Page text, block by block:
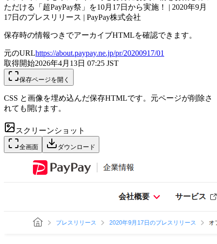
ただける「超PayPay祭」を10月17日から実施！ | 2020年9月
17日のプレスリリース | PayPay株式会社
保存時の情報つきでアーカイブHTMLを確認できます。
元のURLhttps://about.paypay.ne.jp/pr/20200917/01
取得開始2026年4月13日 07:25 JST
保存ページを開く
CSS と画像を埋め込んだ保存HTMLです。元ページが削除さ
れても開けます。
スクリーンショット
全画面 ダウンロード